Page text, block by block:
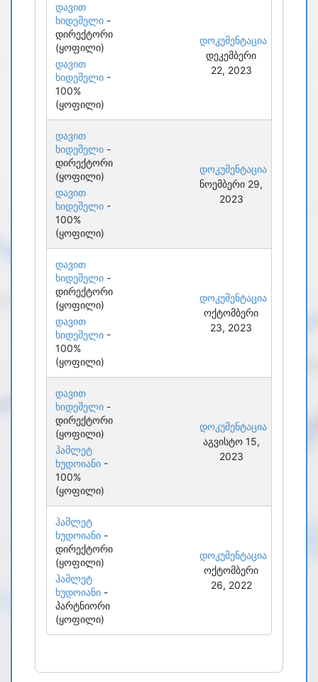
დავით
ხიდეშელი -
დირექტორი
(ყოფილი)
დავით
ხიდეშელი -
100%
(ყოფილი)
დოკუმენტაცია
დეკემბერი
22, 2023
დავით
ხიდეშელი -
დირექტორი
(ყოფილი)
დავით
ხიდეშელი -
100%
(ყოფილი)
დოკუმენტაცია
ნოემბერი 29,
2023
დავით
ხიდეშელი -
დირექტორი
(ყოფილი)
დავით
ხიდეშელი -
100%
(ყოფილი)
დოკუმენტაცია
ოქტომბერი
23, 2023
დავით
ხიდეშელი -
დირექტორი
(ყოფილი)
ჰამლეტ
ხუდოიანი -
100%
(ყოფილი)
დოკუმენტაცია
აგვისტო 15,
2023
ჰამლეტ
ხუდოიანი -
დირექტორი
(ყოფილი)
ჰამლეტ
ხუდოიანი -
პარტნიორი
(ყოფილი)
დოკუმენტაცია
ოქტომბერი
26, 2022